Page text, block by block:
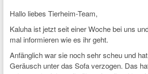
Hallo liebes Tierheim-Team,
Kaluha ist jetzt seit einer Woche bei uns
mal informieren wie es ihr geht.
Anfänglich war sie noch sehr scheu und
Geräusch unter das Sofa verzogen. Das